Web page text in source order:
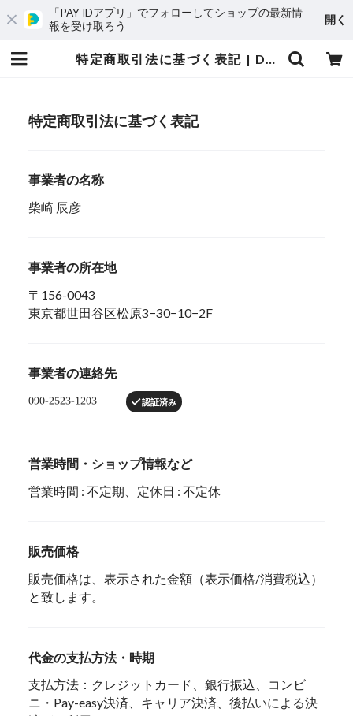
「PAY IDアプリ」でフォローしてショップの最新情
報を受け取ろう
開く
特定商取引法に基づく表記 | Dorcus NAVI ショップ
特定商取引法に基づく表記
事業者の名称
柴崎 辰彦
事業者の所在地
〒156-0043
東京都世田谷区松原3−30−10−2F
事業者の連絡先
認証済み
営業時間・ショップ情報など
営業時間 : 不定期、定休日 : 不定休
販売価格
販売価格は、表示された金額（表示価格/消費税込）
と致します。
代金の支払方法・時期
支払方法：クレジットカード、銀行振込、コンビ
ニ・Pay-easy決済、キャリア決済、後払いによる決